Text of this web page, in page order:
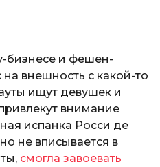
бизнесе и фешен-
внешность с какой-то
ищут девушек и
внимание
испанка Росси де
не вписывается в
смогла завоевать